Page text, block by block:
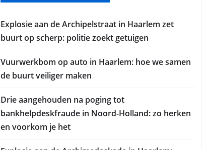
Explosie aan de Archipelstraat in Haarlem zet
buurt op scherp: politie zoekt getuigen
Vuurwerkbom op auto in Haarlem: hoe we samen
de buurt veiliger maken
Drie aangehouden na poging tot
bankhelpdeskfraude in Noord-Holland: zo herken
en voorkom je het